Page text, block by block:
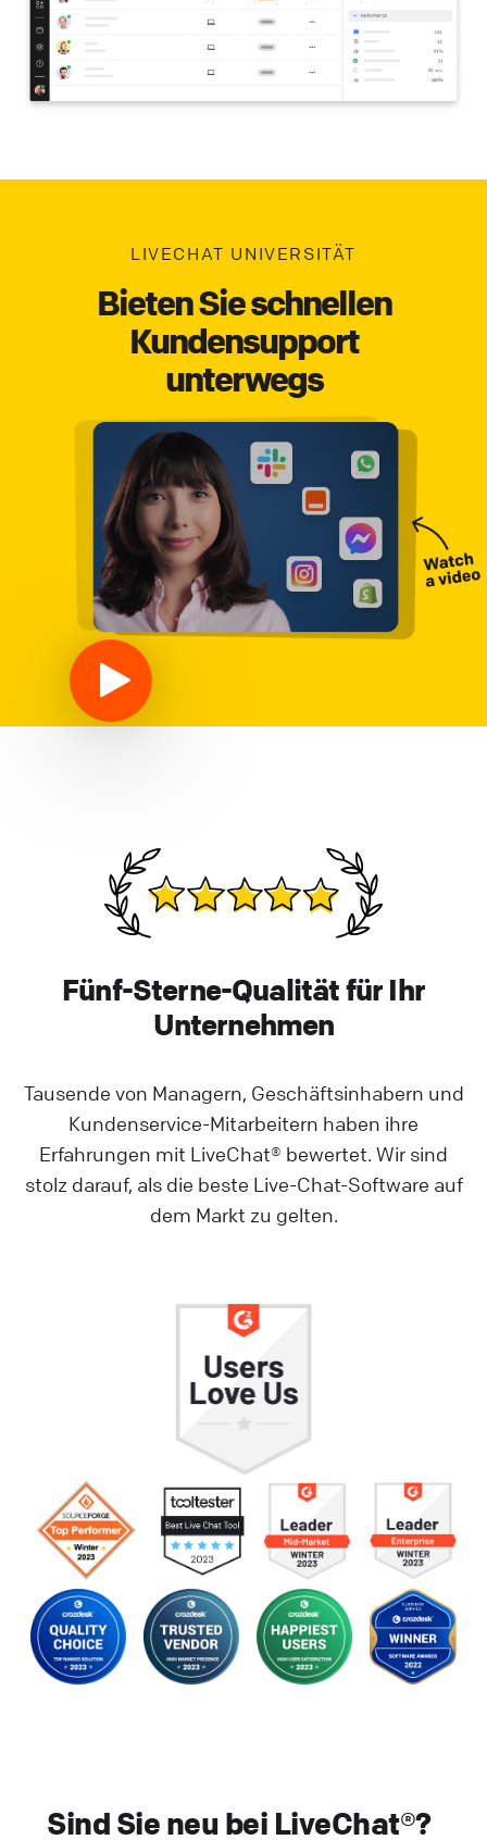
LIVECHAT UNIVERSITÄT
Bieten Sie schnellen
Kundensupport
unterwegs
Fünf-Sterne-Qualität für Ihr
Unternehmen
Tausende von Managern, Geschäftsinhabern und
Kundenservice-Mitarbeitern haben ihre
Erfahrungen mit LiveChat® bewertet. Wir sind
stolz darauf, als die beste Live-Chat-Software auf
dem Markt zu gelten.
Sind Sie neu bei LiveChat®?